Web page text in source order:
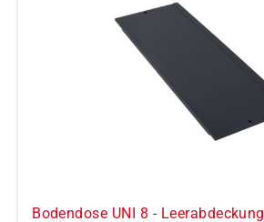
Bodendose UNI 8 - Leerabdeckung